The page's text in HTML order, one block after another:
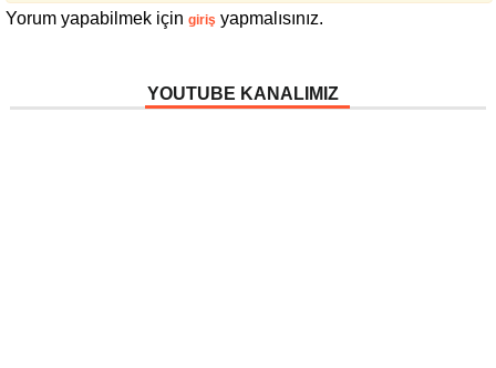
Yorum yapabilmek için giriş yapmalısınız.
YOUTUBE KANALIMIZ